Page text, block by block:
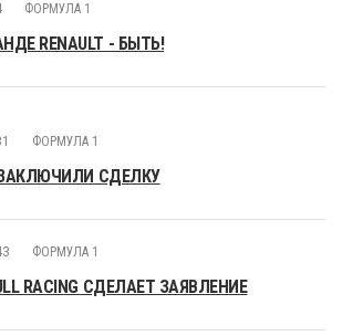
ФОРМУЛА 1
RENAULT - БЫТЬ!
ФОРМУЛА 1
ЗАКЛЮЧИЛИ СДЕЛКУ
ФОРМУЛА 1
RACING СДЕЛАЕТ ЗАЯВЛЕНИЕ